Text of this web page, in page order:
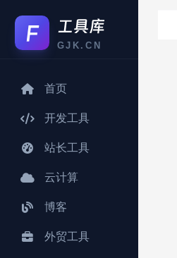
GJK.CN
首页
开发工具
站长工具
云计算
博客
外贸工具